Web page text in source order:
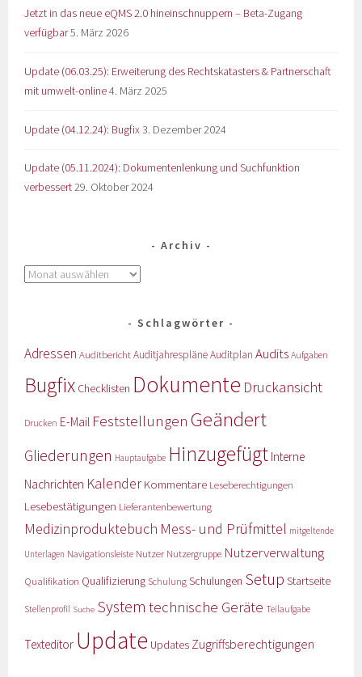
Jetzt in das neue eQMS 2.0 hineinschnuppern – Beta-Zugang
verfügbar5. März 2026
Update (06.03.25): Erweiterung des Rechtskatasters & Partnerschaft
mit umwelt-online4. März 2025
Update (04.12.24): Bugfix 3. Dezember 2024
Update (05.11.2024): Dokumentenlenkung und Suchfunktion
verbessert29. Oktober 2024
Archiv
Schlagwörter
Adressen AuditberichtAuditjahrespläneAuditplan Audits Aufgaben
Bugfix Checklisten Dokumente Druckansicht
Drucken E-Mail Feststellungen Geändert
Gliederungen Hauptaufgabe Hinzugefügt Interne
Nachrichten KalenderKommentare Leseberechtigungen
Lesebestätigungen Lieferantenbewertung
Medizinproduktebuch Mess- und Prüfmittel mitgeltende
Unterlagen Navigationsleiste Nutzer Nutzergruppe Nutzerverwaltung
Qualifikation Qualifizierung Schulung Schulungen Setup Startseite
Stellenprofil Suche System technische Geräte Teilaufgabe
Texteditor Update Updates Zugriffsberechtigungen